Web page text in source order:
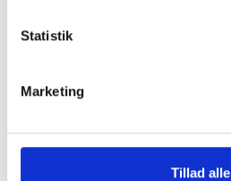
Statistik
Marketing
Tillad alle